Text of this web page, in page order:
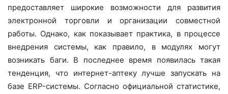
предоставляет широкие возможности для развития
электронной торговли и организации совместной
работы. Однако, как показывает практика, в процессе
внедрения системы, как правило, в модулях могут
возникать баги. В последнее время появилась такая
тенденция, что интернет-аптеку лучше запускать на
базе ERP-системы. Согласно официальной статистике,